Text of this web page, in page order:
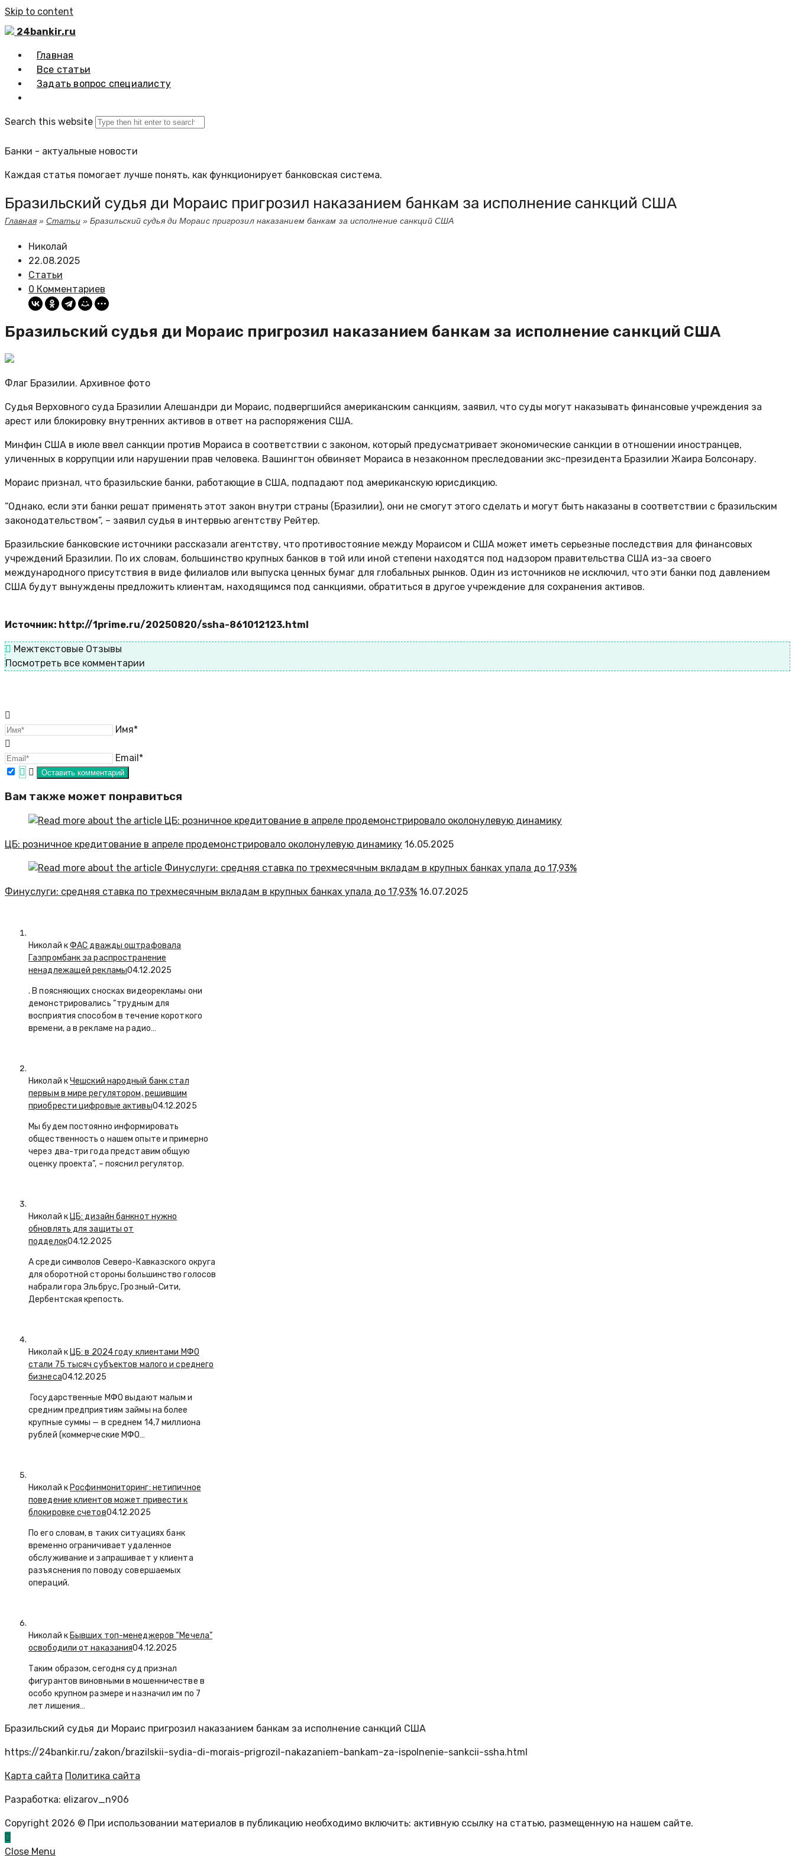
Skip to content
24bankir.ru
Главная
Все статьи
Задать вопрос специалисту
Search this website
Банки - актуальные новости
Каждая статья помогает лучше понять, как функционирует банковская система.
Бразильский судья ди Мораис пригрозил наказанием банкам за исполнение санкций США
Главная»Статьи» Бразильский судья ди Мораис пригрозил наказанием банкам за исполнение санкций США
Николай
22.08.2025
Статьи
0 Комментариев
Бразильский судья ди Мораис пригрозил наказанием банкам за исполнение санкций США
Флаг Бразилии. Архивное фото
Судья Верховного суда Бразилии Алешандри ди Мораис, подвергшийся американским санкциям, заявил, что суды могут наказывать финансовые учреждения за
арест или блокировку внутренних активов в ответ на распоряжения США.
Минфин США в июле ввел санкции против Мораиса в соответствии с законом, который предусматривает экономические санкции в отношении иностранцев,
уличенных в коррупции или нарушении прав человека. Вашингтон обвиняет Мораиса в незаконном преследовании экс-президента Бразилии Жаира Болсонару.
Мораис признал, что бразильские банки, работающие в США, подпадают под американскую юрисдикцию.
“Однако, если эти банки решат применять этот закон внутри страны (Бразилии), они не смогут этого сделать и могут быть наказаны в соответствии с бразильским
законодательством”, – заявил судья в интервью агентству Рейтер.
Бразильские банковские источники рассказали агентству, что противостояние между Мораисом и США может иметь серьезные последствия для финансовых
учреждений Бразилии. По их словам, большинство крупных банков в той или иной степени находятся под надзором правительства США из-за своего
международного присутствия в виде филиалов или выпуска ценных бумаг для глобальных рынков. Один из источников не исключил, что эти банки под давлением
США будут вынуждены предложить клиентам, находящимся под санкциями, обратиться в другое учреждение для сохранения активов.
Источник: http://1prime.ru/20250820/ssha-861012123.html
Межтекстовые Отзывы
Посмотреть все комментарии
Имя*
Email*
Вам также может понравиться
ЦБ: розничное кредитование в апреле продемонстрировало околонулевую динамику 16.05.2025
Финуслуги: средняя ставка по трехмесячным вкладам в крупных банках упала до 17,93% 16.07.2025
Николай кФАС дважды оштрафовала
Газпромбанк за распространение
ненадлежащей рекламы04.12.2025
. В поясняющих сносках видеорекламы они
демонстрировались “трудным для
восприятия способом в течение короткого
времени, а в рекламе на радио…
Николай кЧешский народный банк стал
первым в мире регулятором, решившим
приобрести цифровые активы04.12.2025
Мы будем постоянно информировать
общественность о нашем опыте и примерно
через два-три года представим общую
оценку проекта”, – пояснил регулятор.
Николай к ЦБ: дизайн банкнот нужно
обновлять для защиты от
подделок04.12.2025
А среди символов Северо-Кавказского округа
для оборотной стороны большинство голосов
набрали гора Эльбрус, Грозный-Сити,
Дербентская крепость.
Николай к ЦБ: в 2024 году клиентами МФО
стали 75 тысяч субъектов малого и среднего
бизнеса04.12.2025
Государственные МФО выдают малым и
средним предприятиям займы на более
крупные суммы — в среднем 14,7 миллиона
рублей (коммерческие МФО…
Николай к Росфинмониторинг: нетипичное
поведение клиентов может привести к
блокировке счетов04.12.2025
По его словам, в таких ситуациях банк
временно ограничивает удаленное
обслуживание и запрашивает у клиента
разъяснения по поводу совершаемых
операций.
Николай к Бывших топ-менеджеров “Мечела”
освободили от наказания04.12.2025
Таким образом, сегодня суд признал
фигурантов виновными в мошенничестве в
особо крупном размере и назначил им по 7
лет лишения…
Бразильский судья ди Мораис пригрозил наказанием банкам за исполнение санкций США
https://24bankir.ru/zakon/brazilskii-sydia-di-morais-prigrozil-nakazaniem-bankam-za-ispolnenie-sankcii-ssha.html
Карта сайта Политика сайта
Разработка: elizarov_n906
Copyright 2026 © При использовании материалов в публикацию необходимо включить: активную ссылку на статью, размещенную на нашем сайте.
Close Menu